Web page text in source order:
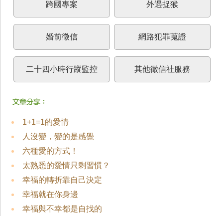
跨國專案 外遇捉猴
婚前徵信 網路犯罪蒐證
二十四小時行蹤監控 其他徵信社服務
1+1=1的愛情
人沒變，變的是感覺
六種愛的方式！
太熟悉的愛情只剩習慣？
幸福的轉折靠自己決定
幸福就在你身邊
幸福與不幸都是自找的